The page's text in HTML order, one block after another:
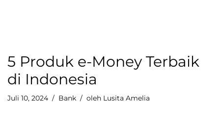
5 Produk e-Money Terbaik
di Indonesia
Juli 10, 2024 Bank oleh Lusita Amelia